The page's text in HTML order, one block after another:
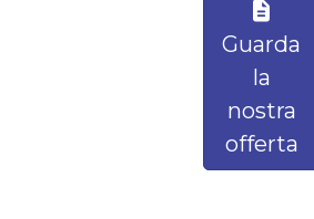
Guarda
la
nostra
offerta